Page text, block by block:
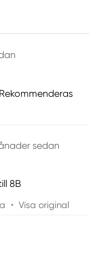
sedan
8B
• Visa original